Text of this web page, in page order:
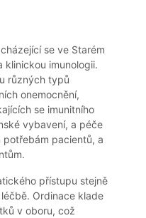
se ve Starém
klinickou imunologii.
různých typů
onemocnění,
se imunitního
vybavení, a péče
pacientů, a
přístupu stejně
Ordinace klade
v oboru, což